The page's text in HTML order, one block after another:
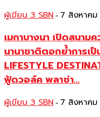
ผู้เขียน 3 SBN - 7 สิงหาค
เมกาบางนา เปิดสนาม
นานาชาติตอกย้ำการเ
LIFESTYLE
ฟู้ดวอล์ค พลาซ่า...
ผู้เขียน 3 SBN - 7 สิงหาค